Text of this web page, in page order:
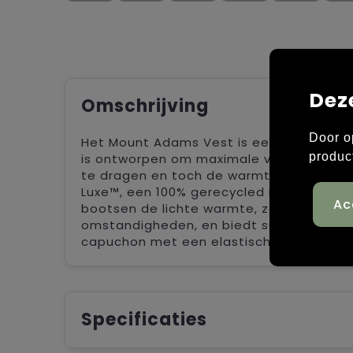
Omschrijving
Het Mount Adams Vest is een perfecte
is ontworpen om maximale
te dragen en toch de warmte te
Luxe™, een 100% gerecycled materiaal.
bootsen de lichte warmte, zachtheid en
omstandigheden, en biedt superieur
capuchon met een elastische boord,
Specificaties
Door